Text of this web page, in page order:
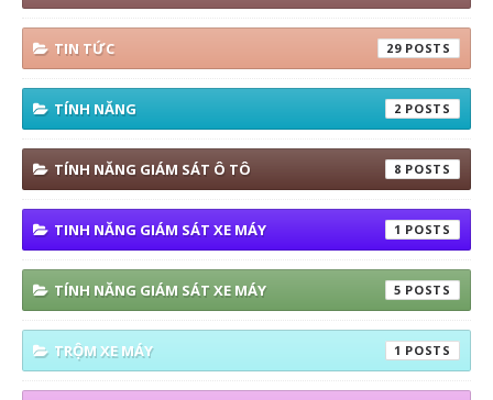
TIN TỨC 29
TÍNH NĂNG 2
TÍNH NĂNG GIÁM SÁT Ô TÔ 8
TINH NĂNG GIÁM SÁT XE MÁY 1
TÍNH NĂNG GIÁM SÁT XE MÁY 5
TRỘM XE MÁY 1